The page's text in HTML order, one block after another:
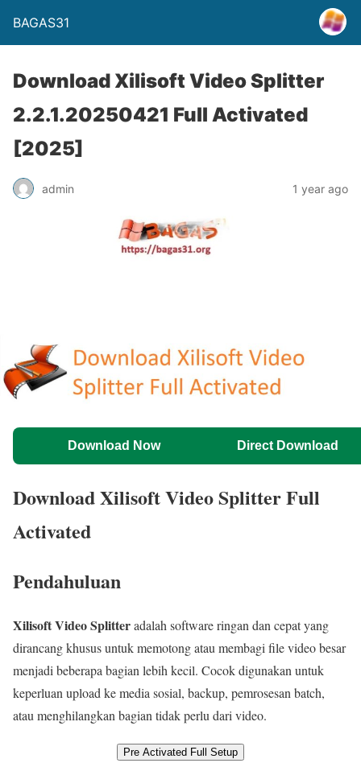
BAGAS31
Download Xilisoft Video Splitter
2.2.1.20250421 Full Activated
[2025]
admin 1 year ago
Download Now Direct Download
Download Xilisoft Video Splitter Full
Activated
Pendahuluan
Xilisoft Video Splitteradalah software ringan dan cepat yang
dirancang khusus untuk memotong atau membagi file video besar
menjadi beberapa bagian lebih kecil. Cocok digunakan untuk
keperluan upload ke media sosial, backup, pemrosesan batch,
atau menghilangkan bagian tidak perlu dari video.
Pre Activated Full Setup